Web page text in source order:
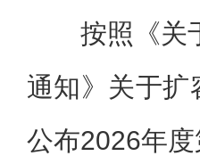
按照《关
通知》关于扩
公布2026年